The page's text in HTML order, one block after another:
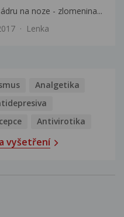
na noze - zlomenina...
Lenka
Analgetika
Antivirotika
vyšetření